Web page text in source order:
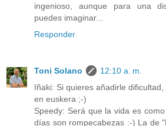
ingenioso, aunque para una
puedes imaginar...
Responder
Toni Solano
12:10 a. m.
Iñaki: Si quieres añadirle
en euskera ;-)
Speedy: Será que la vida es
días son rompecabezas :-) La de